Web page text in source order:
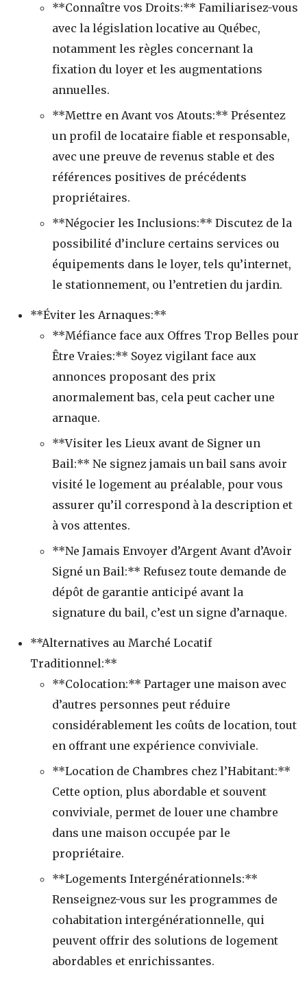
**Connaître vos Droits:** Familiarisez-vous
avec la législation locative au Québec,
notamment les règles concernant la
fixation du loyer et les augmentations
annuelles.
**Mettre en Avant vos Atouts:** Présentez
un profil de locataire fiable et responsable,
avec une preuve de revenus stable et des
références positives de précédents
propriétaires.
**Négocier les Inclusions:** Discutez de la
possibilité d’inclure certains services ou
équipements dans le loyer, tels qu’internet,
le stationnement, ou l’entretien du jardin.
**Éviter les Arnaques:**
**Méfiance face aux Offres Trop Belles pour
Être Vraies:** Soyez vigilant face aux
annonces proposant des prix
anormalement bas, cela peut cacher une
arnaque.
**Visiter les Lieux avant de Signer un
Bail:** Ne signez jamais un bail sans avoir
visité le logement au préalable, pour vous
assurer qu’il correspond à la description et
à vos attentes.
**Ne Jamais Envoyer d’Argent Avant d’Avoir
Signé un Bail:** Refusez toute demande de
dépôt de garantie anticipé avant la
signature du bail, c’est un signe d’arnaque.
**Alternatives au Marché Locatif
Traditionnel:**
**Colocation:** Partager une maison avec
d’autres personnes peut réduire
considérablement les coûts de location, tout
en offrant une expérience conviviale.
**Location de Chambres chez l’Habitant:**
Cette option, plus abordable et souvent
conviviale, permet de louer une chambre
dans une maison occupée par le
propriétaire.
**Logements Intergénérationnels:**
Renseignez-vous sur les programmes de
cohabitation intergénérationnelle, qui
peuvent offrir des solutions de logement
abordables et enrichissantes.